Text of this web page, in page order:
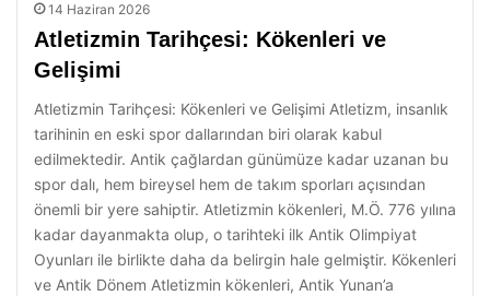
14 Haziran 2026
Atletizmin Tarihçesi: Kökenleri ve
Gelişimi
Atletizmin Tarihçesi: Kökenleri ve Gelişimi Atletizm, insanlık
tarihinin en eski spor dallarından biri olarak kabul
edilmektedir. Antik çağlardan günümüze kadar uzanan bu
spor dalı, hem bireysel hem de takım sporları açısından
önemli bir yere sahiptir. Atletizmin kökenleri, M.Ö. 776 yılına
kadar dayanmakta olup, o tarihteki ilk Antik Olimpiyat
Oyunları ile birlikte daha da belirgin hale gelmiştir. Kökenleri
ve Antik Dönem Atletizmin kökenleri, Antik Yunan’a